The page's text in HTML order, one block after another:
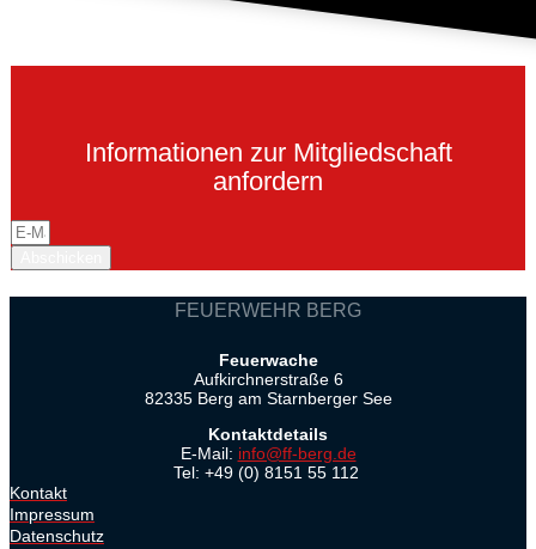
Informationen zur Mitgliedschaft
anfordern
FEUERWEHR BERG
Feuerwache
Aufkirchnerstraße 6
82335 Berg am Starnberger See
Kontaktdetails
E-Mail: info@ff-berg.de
Tel: +49 (0) 8151 55 112
Kontakt
Impressum
Datenschutz